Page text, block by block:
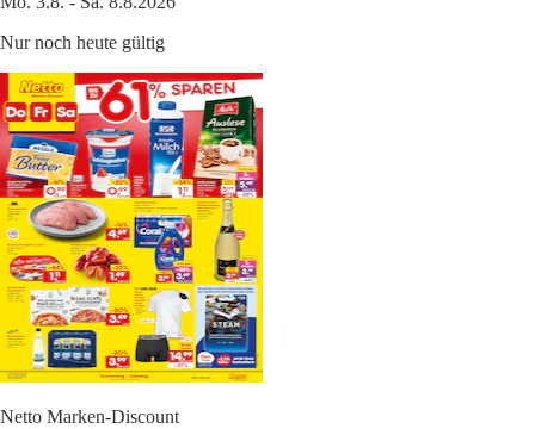
Nur noch heute gültig
Netto Marken-Discount